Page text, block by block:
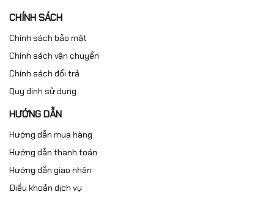
CHÍNH SÁCH
Chính sách bảo mật
Chính sách vận chuyển
Chính sách đổi trả
Quy định sử dụng
HƯỚNG DẪN
Hướng dẫn mua hàng
Hướng dẫn thanh toán
Hướng dẫn giao nhận
Điều khoản dịch vụ